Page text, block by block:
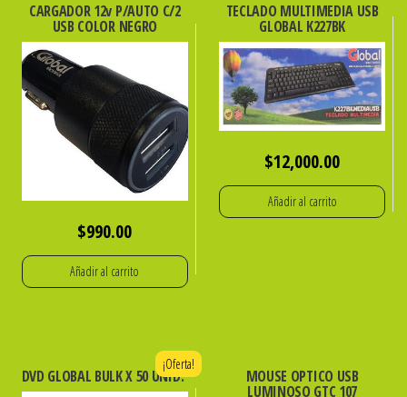
CARGADOR 12v P/AUTO C/2
USB COLOR NEGRO
$990.00
Añadir al carrito
TECLADO MULTIMEDIA USB
GLOBAL K227BK
$12,000.00
Añadir al carrito
DVD GLOBAL BULK X 50 UNID.
¡Oferta!
MOUSE OPTICO USB
LUMINOSO GTC 107